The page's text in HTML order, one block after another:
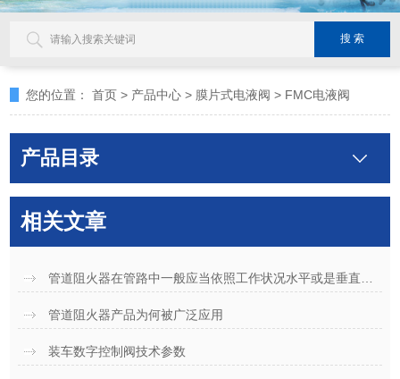
您的位置： 首页 > 产品中心 > 膜片式电液阀 > FMC电液阀
产品目录
相关文章
管道阻火器产品为何被广泛应用
装车数字控制阀技术参数